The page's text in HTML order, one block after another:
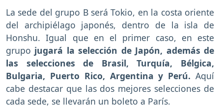
La sede del grupo B será Tokio, en la costa oriente
del archipiélago japonés, dentro de la isla de
Honshu. Igual que en el primer caso, en este
grupo jugará la selección de Japón, además de
las selecciones de Brasil, Turquía, Bélgica,
Bulgaria, Puerto Rico, Argentina y Perú. Aquí
cabe destacar que las dos mejores selecciones de
cada sede, se llevarán un boleto a París.